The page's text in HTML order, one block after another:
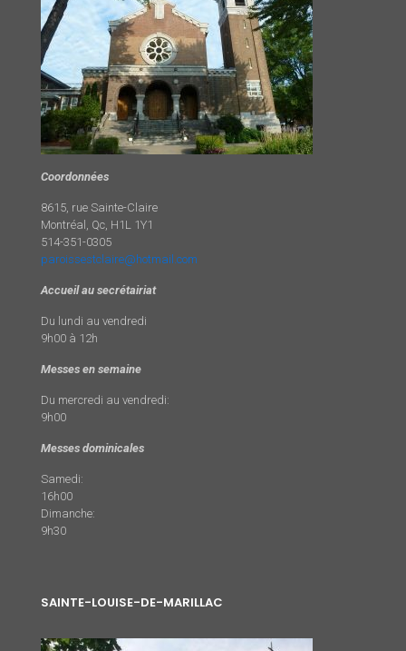
Coordonnées
8615, rue Sainte-Claire
Montréal, Qc, H1L 1Y1
514-351-0305
paroissestclaire@hotmail.com
Accueil au secrétairiat
Du lundi au vendredi
9h00 à 12h
Messes en semaine
Du mercredi au vendredi:
9h00
Messes dominicales
Samedi:
16h00
Dimanche:
9h30
SAINTE-LOUISE-DE-MARILLAC